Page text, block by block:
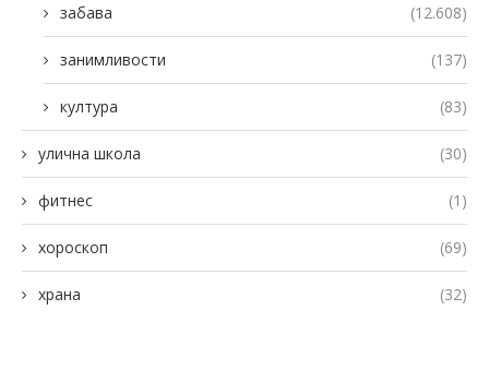
забава (12.608)
занимливости (137)
култура (83)
улична школа (30)
фитнес (1)
хороскоп (69)
храна (32)